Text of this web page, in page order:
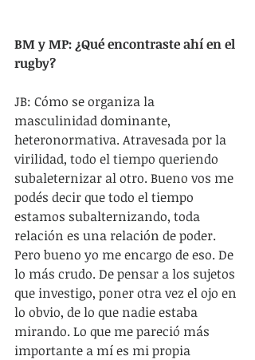
BM y MP: ¿Qué encontraste ahí en el
rugby?
JB: Cómo se organiza la
masculinidad dominante,
heteronormativa. Atravesada por la
virilidad, todo el tiempo queriendo
subaleternizar al otro. Bueno vos me
podés decir que todo el tiempo
estamos subalternizando, toda
relación es una relación de poder.
Pero bueno yo me encargo de eso. De
lo más crudo. De pensar a los sujetos
que investigo, poner otra vez el ojo en
lo obvio, de lo que nadie estaba
mirando. Lo que me pareció más
importante a mí es mi propia